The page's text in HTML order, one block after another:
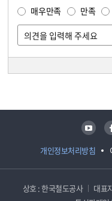
매우만족 만족
개인정보처리방침
유튜브 페
상호 : 한국철도공사 대표